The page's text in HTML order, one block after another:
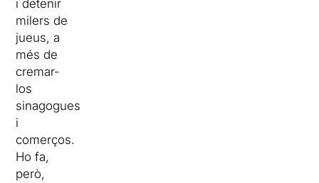
i detenir
milers de
jueus, a
més de
cremar-
los
sinagogues
i
comerços.
Ho fa,
però,